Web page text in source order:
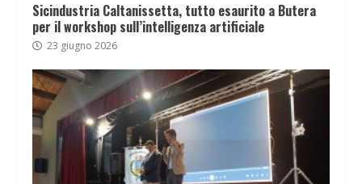
Sicindustria Caltanissetta, tutto esaurito a Butera
per il workshop sull’intelligenza artificiale
23 giugno 2026